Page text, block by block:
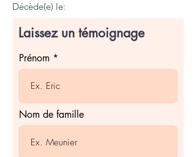
Décède(e) le:
Laissez un témoignage
Prénom
Nom de famille